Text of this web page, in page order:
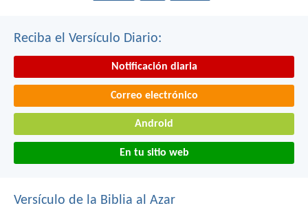
Reciba el Versículo Diario:
Notificación diaria
Correo electrónico
Android
En tu sitio web
Versículo de la Biblia al Azar